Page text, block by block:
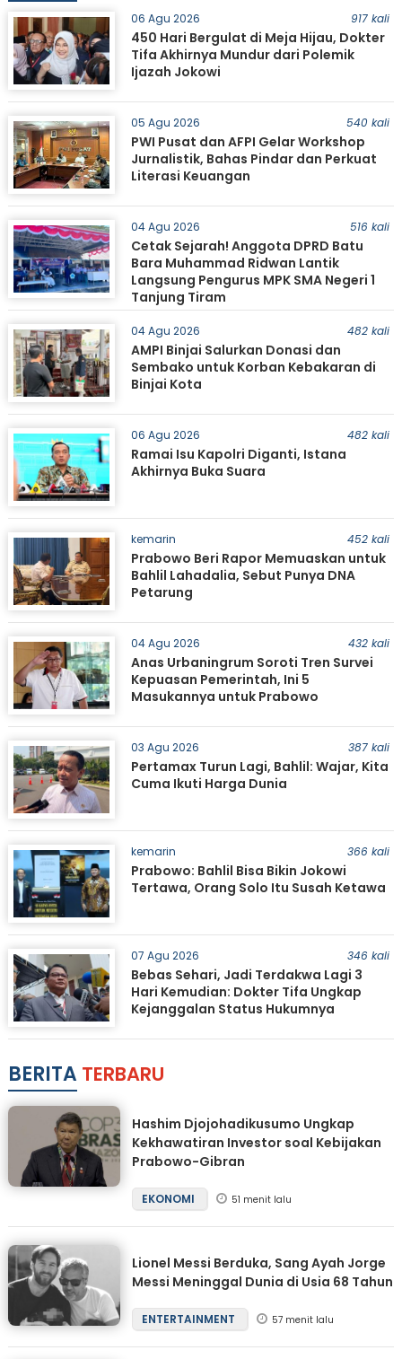
06 Agu 2026 917 kali
450 Hari Bergulat di Meja Hijau, Dokter
Tifa Akhirnya Mundur dari Polemik
Ijazah Jokowi
05 Agu 2026 540 kali
PWI Pusat dan AFPI Gelar Workshop
Jurnalistik, Bahas Pindar dan Perkuat
Literasi Keuangan
04 Agu 2026 516 kali
Cetak Sejarah! Anggota DPRD Batu
Bara Muhammad Ridwan Lantik
Langsung Pengurus MPK SMA Negeri 1
Tanjung Tiram
04 Agu 2026 482 kali
AMPI Binjai Salurkan Donasi dan
Sembako untuk Korban Kebakaran di
Binjai Kota
06 Agu 2026 482 kali
Ramai Isu Kapolri Diganti, Istana
Akhirnya Buka Suara
kemarin 452 kali
Prabowo Beri Rapor Memuaskan untuk
Bahlil Lahadalia, Sebut Punya DNA
Petarung
04 Agu 2026 432 kali
Anas Urbaningrum Soroti Tren Survei
Kepuasan Pemerintah, Ini 5
Masukannya untuk Prabowo
03 Agu 2026 387 kali
Pertamax Turun Lagi, Bahlil: Wajar, Kita
Cuma Ikuti Harga Dunia
kemarin 366 kali
Prabowo: Bahlil Bisa Bikin Jokowi
Tertawa, Orang Solo Itu Susah Ketawa
07 Agu 2026 346 kali
Bebas Sehari, Jadi Terdakwa Lagi 3
Hari Kemudian: Dokter Tifa Ungkap
Kejanggalan Status Hukumnya
BERITA TERBARU
Hashim Djojohadikusumo Ungkap
Kekhawatiran Investor soal Kebijakan
Prabowo-Gibran
EKONOMI 51 menit lalu
Lionel Messi Berduka, Sang Ayah Jorge
Messi Meninggal Dunia di Usia 68 Tahun
ENTERTAINMENT 57 menit lalu